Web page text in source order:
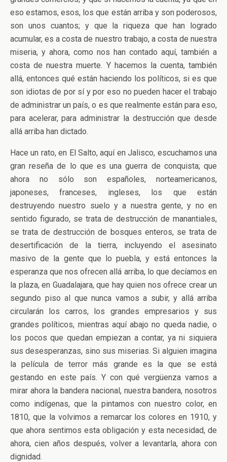
eso estamos, esos, los que están arriba y son poderosos,
son unos cuantos; y que la riqueza que han logrado
acumular, es a costa de nuestro trabajo, a costa de nuestra
miseria, y ahora, como nos han contado aquí, también a
costa de nuestra muerte. Y hacemos la cuenta, también
allá, entonces qué están haciendo los políticos, si es que
son idiotas de por sí y por eso no pueden hacer el trabajo
de administrar un país, o es que realmente están para eso,
para acelerar, para administrar la destrucción que desde
allá arriba han dictado.
Hace un rato, en El Salto, aquí en Jalisco, escuchamos una
gran reseña de lo que es una guerra de conquista; que
ahora no sólo son españoles, norteamericanos,
japoneses, franceses, ingleses, los que están
destruyendo nuestro suelo y a nuestra gente, y no en
sentido figurado, se trata de destrucción de manantiales,
se trata de destrucción de bosques enteros, se trata de
desertificación de la tierra, incluyendo el asesinato
masivo de la gente que lo puebla, y está entonces la
esperanza que nos ofrecen allá arriba, lo que decíamos en
la plaza, en Guadalajara, que hay quien nos ofrece crear un
segundo piso al que nunca vamos a subir, y allá arriba
circularán los carros, los grandes empresarios y sus
grandes políticos, mientras aquí abajo no queda nadie, o
los pocos que quedan empiezan a contar, ya ni siquiera
sus desesperanzas, sino sus miserias. Si alguien imagina
la película de terror más grande es la que se está
gestando en este país. Y con qué vergüenza vamos a
mirar ahora la bandera nacional, nuestra bandera, nosotros
como indígenas, que la pintamos con nuestro color, en
1810, que la volvimos a remarcar los colores en 1910, y
que ahora sentimos esta obligación y esta necesidad, de
ahora, cien años después, volver a levantarla, ahora con
dignidad.